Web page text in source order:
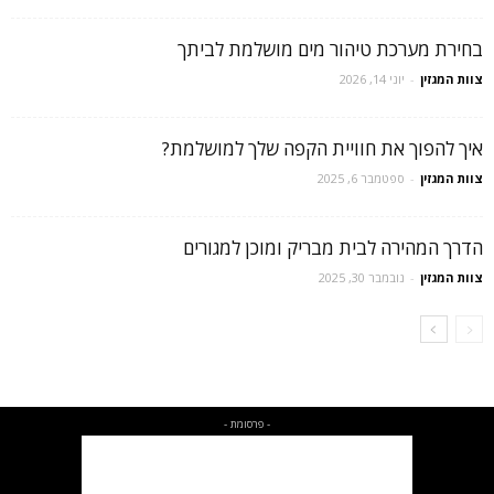
בחירת מערכת טיהור מים מושלמת לביתך
צוות המגזין - יוני 14, 2026
איך להפוך את חוויית הקפה שלך למושלמת?
צוות המגזין - ספטמבר 6, 2025
הדרך המהירה לבית מבריק ומוכן למגורים
צוות המגזין - נובמבר 30, 2025
- פרסומת -